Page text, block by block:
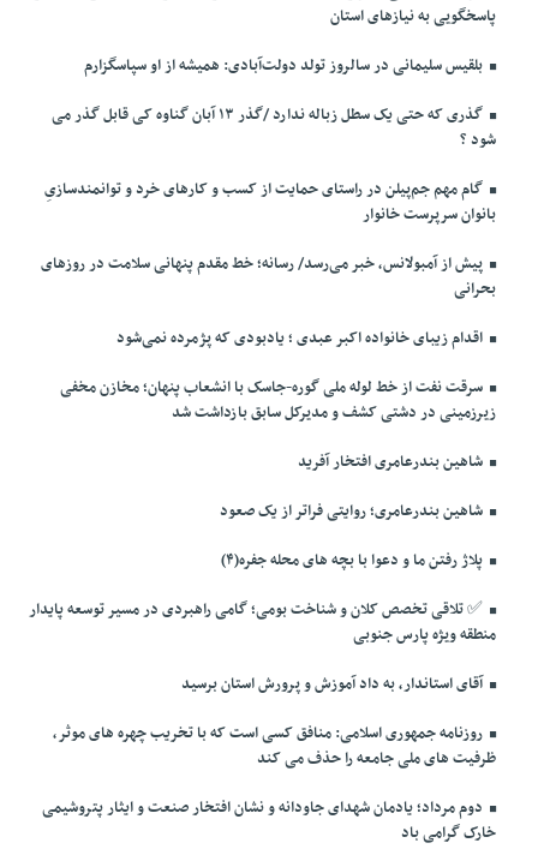
پاسخگویی به نیازهای استان
بلقیس سلیمانی در سالروز تولد دولت‌آبادی: همیشه از او سپاسگزارم
گذری که حتی یک سطل زباله ندارد /گذر ۱۳ آبان گناوه کی قابل گذر می
شود ؟
گام مهم جم‌پیلن در راستای حمایت از کسب و کارهای خرد و توانمندسازیِ
بانوان سرپرست خانوار
پیش از آمبولانس، خبر می‌رسد/ رسانه؛ خط مقدم پنهانی سلامت در روزهای
بحرانی
اقدام زیبای خانواده اکبر عبدی ؛ یادبودی که پژمرده نمی‌شود
سرقت نفت از خط لوله ملی گوره-جاسک با انشعاب پنهان؛ مخازن مخفی
زیرزمینی در دشتی کشف و مدیرکل سابق بازداشت شد
شاهین بندرعامری افتخار آفرید
شاهین بندرعامری؛ روایتی فراتر از یک صعود
پلاژ رفتن ما و دعوا با بچه های محله جفره(۴)
✅️ تلاقی تخصص کلان و شناخت بومی؛ گامی راهبردی در مسیر توسعه پایدار
منطقه ویژه پارس جنوبی
آقای استاندار، به داد آموزش و پرورش استان برسید
روزنامه جمهوری اسلامی: منافق کسی است که با تخریب چهره های موثر،
ظرفیت های ملی جامعه را حذف می کند
دوم مرداد؛ یادمان شهدای جاودانه و نشان افتخار صنعت و ایثار پتروشیمی
خارک گرامی باد